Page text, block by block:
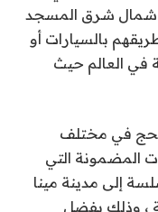
شمال شرق المسجد
بالسيارات أو
في العالم حيث
في مختلف
المضمونة التي
إلى مدينة مينا
، وذلك بفضل